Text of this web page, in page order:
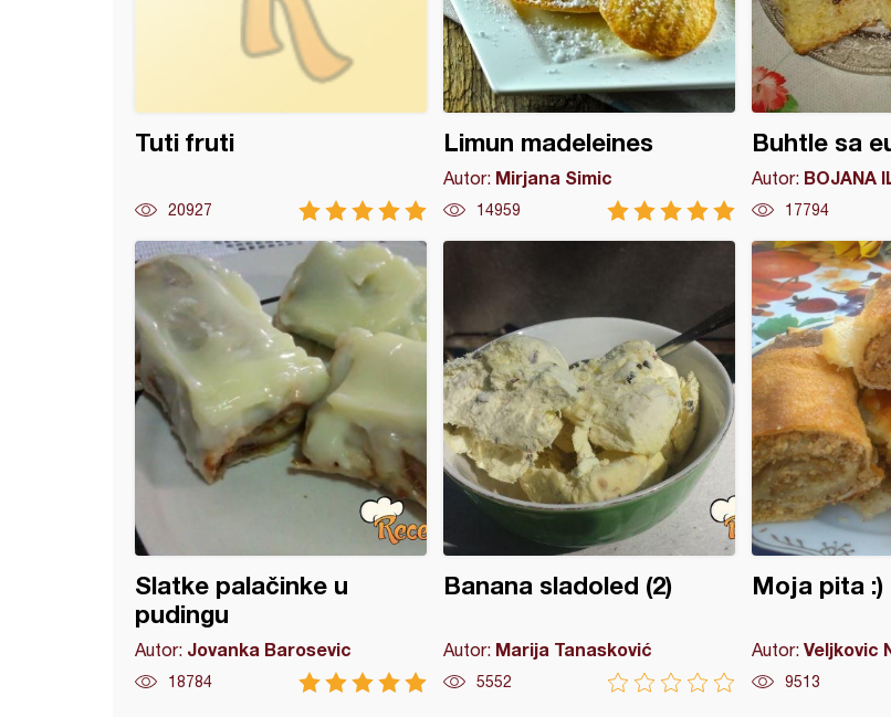
Tuti fruti
20927
Limun madeleines
Autor: Mirjana Simic
14959
Buhtle sa
Autor: BOJANA
17794
Slatke palačinke u
pudingu
Autor: Jovanka Barosevic
18784
Banana sladoled (2)
Autor: Marija Tanasković
5552
Moja pita :)
Autor: Veljkovic
9513
(gomboce) sa šljivama